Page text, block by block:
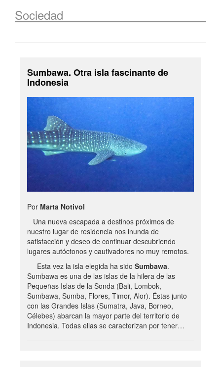
Sociedad
Sumbawa. Otra isla fascinante de
Indonesia
Por Marta Notivol
Una nueva escapada a destinos próximos de
nuestro lugar de residencia nos inunda de
satisfacción y deseo de continuar descubriendo
lugares autóctonos y cautivadores no muy remotos.
Esta vez la isla elegida ha sido Sumbawa.
Sumbawa es una de las islas de la hilera de las
Pequeñas Islas de la Sonda (Bali, Lombok,
Sumbawa, Sumba, Flores, Timor, Alor). Éstas junto
con las Grandes Islas (Sumatra, Java, Borneo,
Célebes) abarcan la mayor parte del territorio de
Indonesia. Todas ellas se caracterizan por tener…